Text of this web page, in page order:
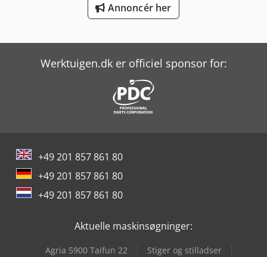
Annoncér her
Werktuigen.dk er officiel sponsor for:
+49 201 857 861 80
+49 201 857 861 80
+49 201 857 861 80
Aktuelle maskinsøgninger:
Agria 5900 Taifun 22
Stiger og stilladser